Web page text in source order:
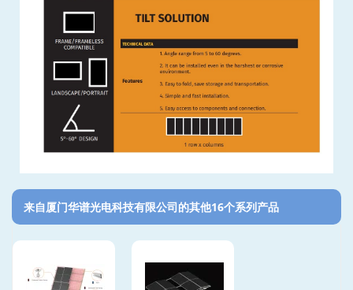
来自厦门华谱光电科技有限公司的其他16个系列产品‎